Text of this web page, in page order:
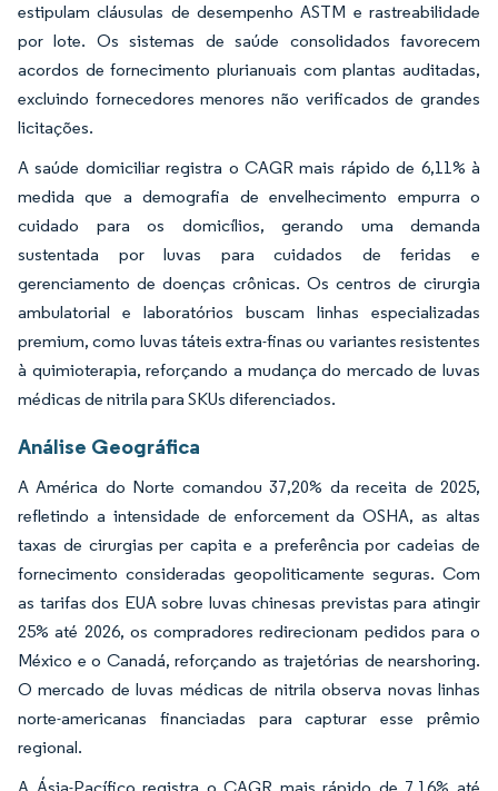
estipulam cláusulas de desempenho ASTM e rastreabilidade
por lote. Os sistemas de saúde consolidados favorecem
acordos de fornecimento plurianuais com plantas auditadas,
excluindo fornecedores menores não verificados de grandes
licitações.
A saúde domiciliar registra o CAGR mais rápido de 6,11% à
medida que a demografia de envelhecimento empurra o
cuidado para os domicílios, gerando uma demanda
sustentada por luvas para cuidados de feridas e
gerenciamento de doenças crônicas. Os centros de cirurgia
ambulatorial e laboratórios buscam linhas especializadas
premium, como luvas táteis extra-finas ou variantes resistentes
à quimioterapia, reforçando a mudança do mercado de luvas
médicas de nitrila para SKUs diferenciados.
Análise Geográfica
A América do Norte comandou 37,20% da receita de 2025,
refletindo a intensidade de enforcement da OSHA, as altas
taxas de cirurgias per capita e a preferência por cadeias de
fornecimento consideradas geopoliticamente seguras. Com
as tarifas dos EUA sobre luvas chinesas previstas para atingir
25% até 2026, os compradores redirecionam pedidos para o
México e o Canadá, reforçando as trajetórias de nearshoring.
O mercado de luvas médicas de nitrila observa novas linhas
norte-americanas financiadas para capturar esse prêmio
regional.